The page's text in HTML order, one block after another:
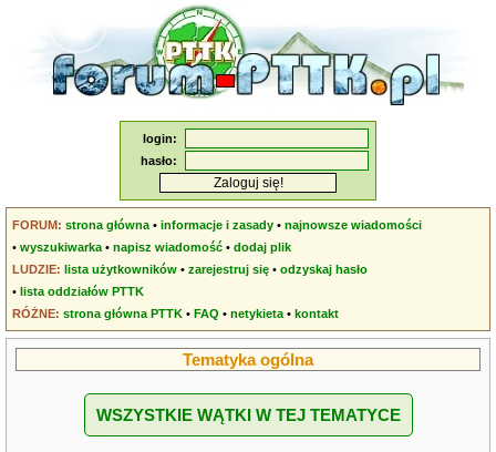
login:
hasło:
FORUM: strona główna •informacje i zasady •najnowsze wiadomości
•wyszukiwarka •napisz wiadomość •dodaj plik
LUDZIE: lista użytkowników •zarejestruj się •odzyskaj hasło
•lista oddziałów PTTK
RÓŻNE: strona główna PTTK •FAQ •netykieta •kontakt
Tematyka ogólna
WSZYSTKIE WĄTKI W TEJ TEMATYCE